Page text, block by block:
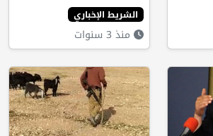
الشريط الإخباري